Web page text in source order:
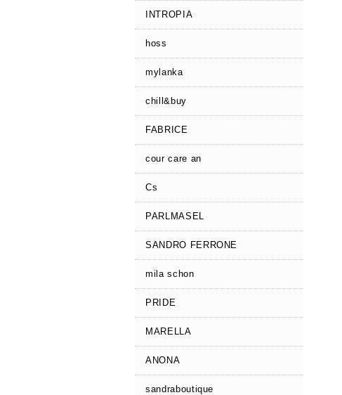
INTROPIA
hoss
mylanka
chill&buy
FABRICE
cour care an
Cs
PARLMASEL
SANDRO FERRONE
mila schon
PRIDE
MARELLA
ANONA
sandraboutique